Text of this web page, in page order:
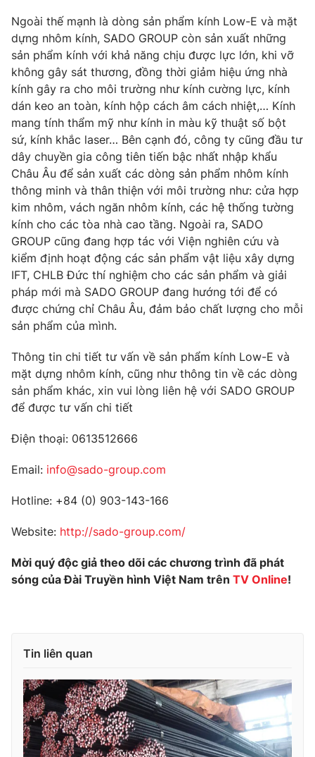
Ngoài thế mạnh là dòng sản phẩm kính Low-E và mặt
dựng nhôm kính, SADO GROUP còn sản xuất những
sản phẩm kính với khả năng chịu được lực lớn, khi vỡ
không gây sát thương, đồng thời giảm hiệu ứng nhà
kính gây ra cho môi trường như kính cường lực, kính
dán keo an toàn, kính hộp cách âm cách nhiệt,… Kính
mang tính thẩm mỹ như kính in màu kỹ thuật số bột
sứ, kính khắc laser… Bên cạnh đó, công ty cũng đầu tư
dây chuyền gia công tiên tiến bậc nhất nhập khẩu
Châu Âu để sản xuất các dòng sản phẩm nhôm kính
thông minh và thân thiện với môi trường như: cửa hợp
kim nhôm, vách ngăn nhôm kính, các hệ thống tường
kính cho các tòa nhà cao tầng. Ngoài ra, SADO
GROUP cũng đang hợp tác với Viện nghiên cứu và
kiểm định hoạt động các sản phẩm vật liệu xây dựng
IFT, CHLB Đức thí nghiệm cho các sản phẩm và giải
pháp mới mà SADO GROUP đang hướng tới để có
được chứng chỉ Châu Âu, đảm bảo chất lượng cho mỗi
sản phẩm của mình.
Thông tin chi tiết tư vấn về sản phẩm kính Low-E và
mặt dựng nhôm kính, cũng như thông tin về các dòng
sản phẩm khác, xin vui lòng liên hệ với SADO GROUP
để được tư vấn chi tiết
Điện thoại: 0613512666
Email: info@sado-group.com
Hotline: +84 (0) 903-143-166
Website: http://sado-group.com/
Mời quý độc giả theo dõi các chương trình đã phát
sóng của Đài Truyền hình Việt Nam trên TV Online!
Tin liên quan